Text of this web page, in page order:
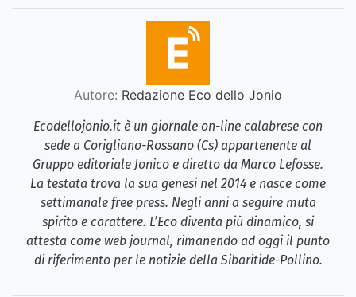
Autore: Redazione Eco dello Jonio
Ecodellojonio.it è un giornale on-line calabrese con
sede a Corigliano-Rossano (Cs) appartenente al
Gruppo editoriale Jonico e diretto da Marco Lefosse.
La testata trova la sua genesi nel 2014 e nasce come
settimanale free press. Negli anni a seguire muta
spirito e carattere. L’Eco diventa più dinamico, si
attesta come web journal, rimanendo ad oggi il punto
di riferimento per le notizie della Sibaritide-Pollino.